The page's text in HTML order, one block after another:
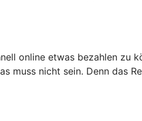
online etwas bezahlen
muss nicht sein. Denn das